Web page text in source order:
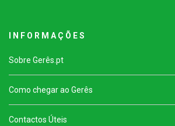
I N F O R M A Ç Õ E S
Sobre Gerês.pt
Como chegar ao Gerês
Contactos Úteis